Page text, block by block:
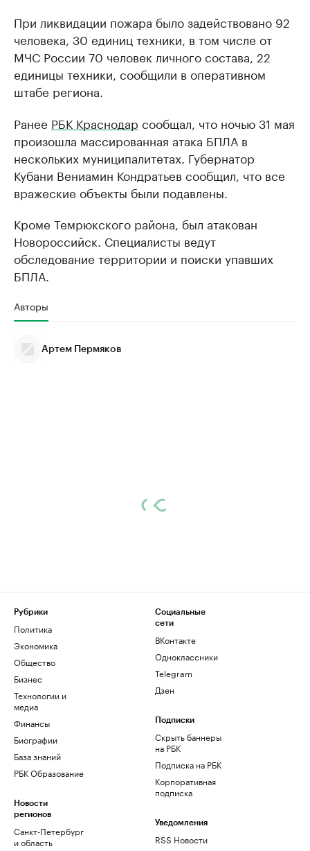
При ликвидации пожара было задействовано 92
человека, 30 единиц техники, в том числе от
МЧС России 70 человек личного состава, 22
единицы техники, сообщили в оперативном
штабе региона.
Ранее РБК Краснодар сообщал, что ночью 31 мая
произошла массированная атака БПЛА в
нескольких муниципалитетах. Губернатор
Кубани Вениамин Кондратьев сообщил, что все
вражеские объекты были подавлены.
Кроме Темрюкского района, был атакован
Новороссийск. Специалисты ведут
обследование территории и поиски упавших
БПЛА.
Авторы
Артем Пермяков
Рубрики
Политика
Экономика
Общество
Бизнес
Технологии и
медиа
Финансы
Биографии
База знаний
РБК Образование
Новости
регионов
Санкт-Петербург
и область
Социальные
сети
ВКонтакте
Одноклассники
Telegram
Дзен
Подписки
Скрыть баннеры
на РБК
Подписка на РБК
Корпоративная
подписка
Уведомления
RSS Новости